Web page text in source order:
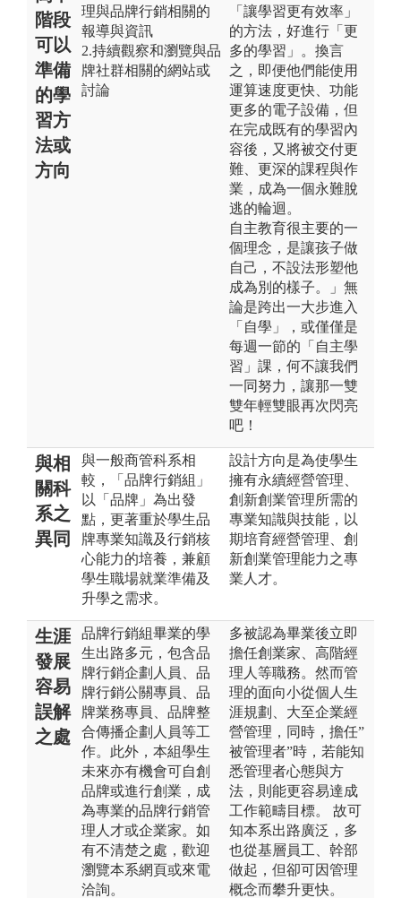
階段
可以
準備
的學
習方
法或
方向
理與品牌行銷相關的
報導與資訊
2.持續觀察和瀏覽與品
牌社群相關的網站或
討論
「讓學習更有效率」
的方法，好進行「更
多的學習」。換言
之，即便他們能使用
運算速度更快、功能
更多的電子設備，但
在完成既有的學習內
容後，又將被交付更
難、更深的課程與作
業，成為一個永難脫
逃的輪迴。
自主教育很主要的一
個理念，是讓孩子做
自己，不設法形塑他
成為別的樣子。」無
論是跨出一大步進入
「自學」，或僅僅是
每週一節的「自主學
習」課，何不讓我們
一同努力，讓那一雙
雙年輕雙眼再次閃亮
吧！
與相
關科
系之
異同
與一般商管科系相
較，「品牌行銷組」
以「品牌」為出發
點，更著重於學生品
牌專業知識及行銷核
心能力的培養，兼顧
學生職場就業準備及
升學之需求。
設計方向是為使學生
擁有永續經營管理、
創新創業管理所需的
專業知識與技能，以
期培育經營管理、創
新創業管理能力之專
業人才。
生涯
發展
容易
誤解
之處
品牌行銷組畢業的學
生出路多元，包含品
牌行銷企劃人員、品
牌行銷公關專員、品
牌業務專員、品牌整
合傳播企劃人員等工
作。此外，本組學生
未來亦有機會可自創
品牌或進行創業，成
為專業的品牌行銷管
理人才或企業家。如
有不清楚之處，歡迎
瀏覽本系網頁或來電
洽詢。
多被認為畢業後立即
擔任創業家、高階經
理人等職務。然而管
理的面向小從個人生
涯規劃、大至企業經
營管理，同時，擔任”
被管理者”時，若能知
悉管理者心態與方
法，則能更容易達成
工作範疇目標。 故可
知本系出路廣泛，多
也從基層員工、幹部
做起，但卻可因管理
概念而攀升更快。